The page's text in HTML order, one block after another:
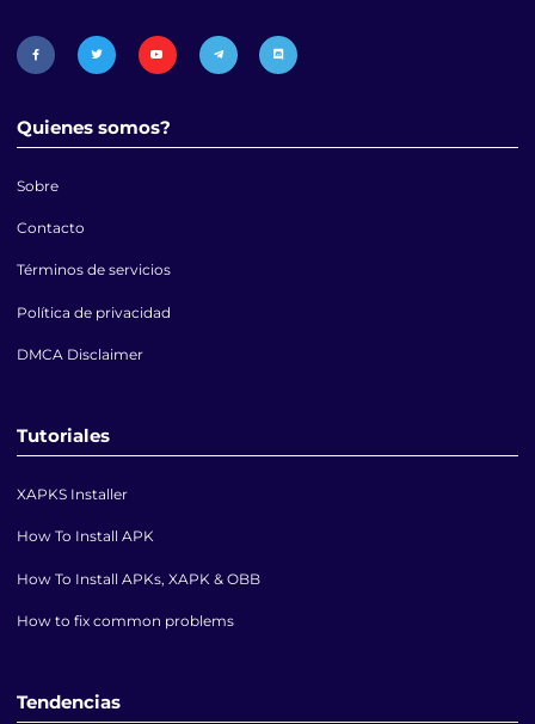
Quienes somos?
Sobre
Contacto
Términos de servicios
Política de privacidad
DMCA Disclaimer
Tutoriales
XAPKS Installer
How To Install APK
How To Install APKs, XAPK & OBB
How to fix common problems
Tendencias